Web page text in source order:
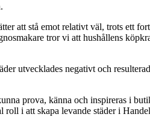
att stå emot relativt väl, trots ett
tror vi att hushållens
utvecklades negativt och
prova, känna och inspireras i
i att skapa levande städer i